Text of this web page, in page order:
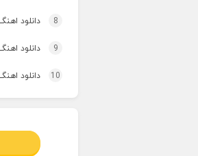
8 دانلود
9 دانلود
10 دانلود